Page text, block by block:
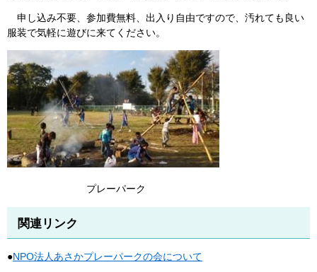
申し込み不要、参加費無料、出入り自由ですので、汚れても良い
服装で気軽に遊びに来てください。
プレーパーク
関連リンク
●NPO法人あさかプレーパークの会について